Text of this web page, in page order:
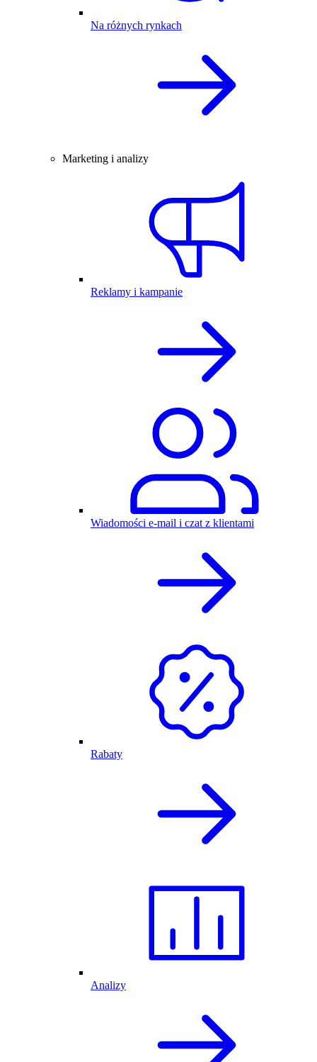
Na różnych rynkach
Marketing i analizy
Reklamy i kampanie
Wiadomości e-mail i czat z klientami
Rabaty
Analizy